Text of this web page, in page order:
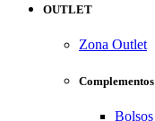
OUTLET
Zona Outlet
Complementos
Bolsos